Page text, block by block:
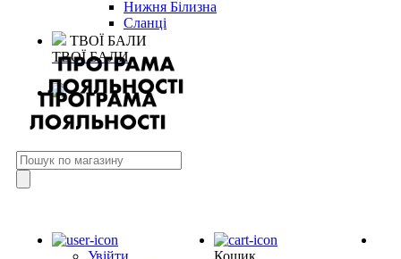
Нижня Білизна
Сланці
ТВОЇ БАЛИ
ТВОЇ БАЛИ
Увійти
Кошик